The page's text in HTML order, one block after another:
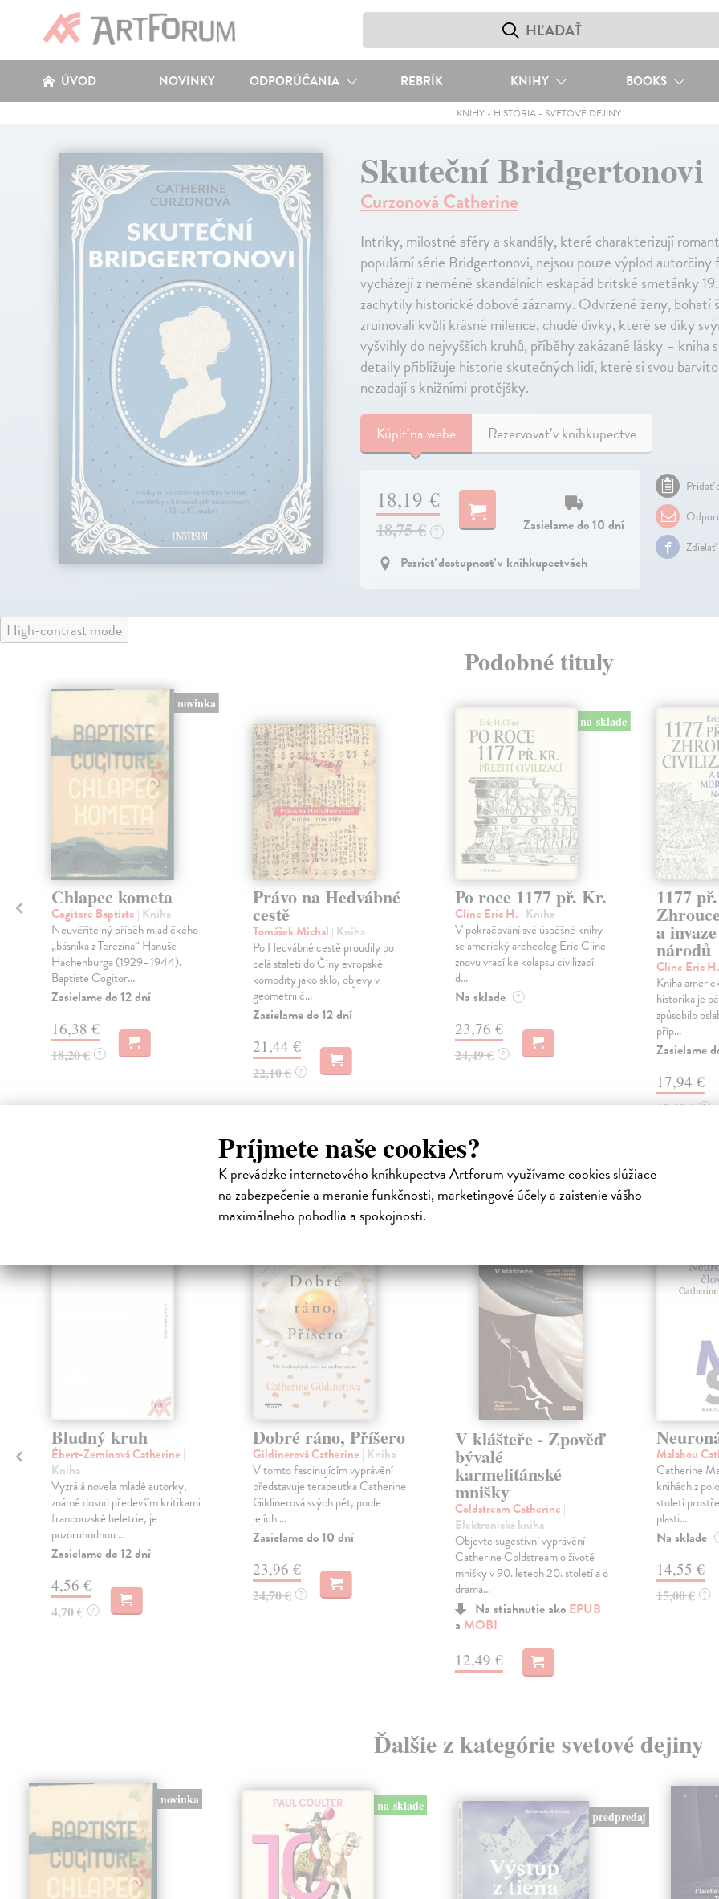
Príjmete naše cookies?
K prevádzke internetového kníhkupectva Artforum využívame cookies slúžiace
na zabezpečenie a meranie funkčnosti, marketingové účely a zaistenie vášho
maximálneho pohodlia a spokojnosti.
ÚVOD NOVINKY ODPORÚČANIA REBRÍK KNIHY BOOKS
KNIHY - HISTÓRIA - SVETOVÉ DEJINY
Skuteční Bridgertonovi
Curzonová Catherine
Intriky, milostné aféry a skandály, které charakterizují
populární série Bridgertonovi, nejsou pouze výplod autorčiny
vycházejí z neméně skandálních eskapád britské smetánky
zachytily historické dobové záznamy. Odvržené ženy, bohatí
zruinovali kvůli krásné milence, chudé dívky, které se díky
vyšvihly do nejvyšších kruhů, příběhy zakázané lásky – kniha
detaily přibližuje historie skutečných lidí, které si svou
nezadají s knižními protějšky.
Kúpiťna webe Rezervovať v kníhkupectve
18,19 €
18,75 € ?
Zasielame do 10 dní
Pozrieť dostupnosť v kníhkupectvách
Pridať
Zdielať
High-contrast mode
Podobné tituly
novinka
Chlapec kometa
Cogitore Baptiste | Kniha
Neuvěřitelný příběh mladičkého
„básníka z Terezína“ Hanuše
Hachenburga (1929–1944).
Baptiste Cogitor...
Zasielame do 12 dní
16,38 €
18,20 € ?
Právo na Hedvábné
cestě
Tomášek Michal | Kniha
Po Hedvábné cestě proudily po
celá staletí do Číny evropské
komodity jako sklo, objevy v
geometrii č...
Zasielame do 12 dní
21,44 €
22,10 € ?
na sklade
Po roce 1177 př. Kr.
Cline Eric H. | Kniha
V pokračování své úspěšné knihy
se americký archeolog Eric Cline
znovu vrací ke kolapsu civilizací
d...
Na sklade ?
23,76 €
24,49 € ?
1177
a
národů
Cline Eric H.
Kniha
historika je
způsobilo
příp...
Zasielame
17,94 €
18,49 € ?
Čitatelia s podobným vkusom si
Bludný kruh
Ébert-Zeminová Catherine |
Kniha
Vyzrálá novela mladé autorky,
známé dosud především kritikami
francouzské beletrie, je
pozoruhodnou ...
Zasielame do 12 dní
4,56 €
4,70 € ?
Dobré ráno, Příšero
Gildinerová Catherine | Kniha
V tomto fascinujícím vyprávění
představuje terapeutka Catherine
Gildinerová svých pět, podle
jejích ...
Zasielame do 10 dní
23,96 €
24,70 € ?
V klášteře - Zpověď
bývalé
karmelitánské
mnišky
Coldstream Catherine |
Elektronická kniha
Objevte sugestivní vyprávění
Catherine Coldstream o životě
mnišky v 90. letech 20. století a o
drama...
Na stiahnutie ako EPUB
a MOBI
12,49 €
Malabou
Catherine
knihách z
století
plasti...
Na sklade
14,55 €
15,00 € ?
Ďalšie z kategórie svetové dejiny
novinka na sklade
predpredaj